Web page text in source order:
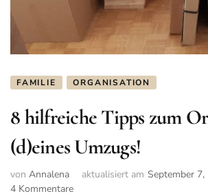
FAMILIE ORGANISATION
8 hilfreiche Tipps zum
(d)eines Umzugs!
von Annalena aktualisiert am September 7,
4 Kommentare